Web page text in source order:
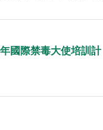
國際禁毒大使培訓計